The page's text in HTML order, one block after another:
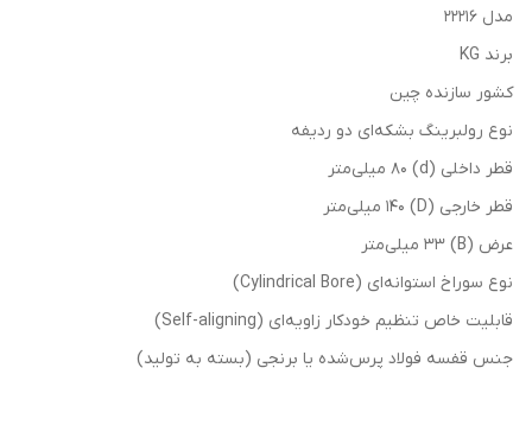
مدل 22216
برند KG
کشور سازنده چین
نوع رولبرینگ بشکه‌ای دو ردیفه
قطر داخلی (d) 80 میلی‌متر
قطر خارجی (D) 140 میلی‌متر
عرض (B) 33 میلی‌متر
نوع سوراخ استوانه‌ای (Cylindrical Bore)
قابلیت خاص تنظیم خودکار زاویه‌ای (Self-aligning)
جنس قفسه فولاد پرس‌شده یا برنجی (بسته به تولید)